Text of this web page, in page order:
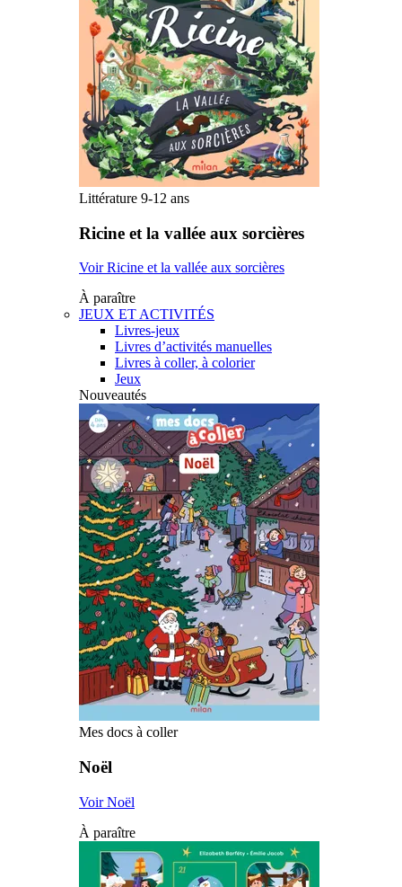
Littérature 9-12 ans
Ricine et la vallée aux sorcières
Voir Ricine et la vallée aux sorcières
À paraître
JEUX ET ACTIVITÉS
Livres-jeux
Livres d’activités manuelles
Livres à coller, à colorier
Jeux
Nouveautés
Mes docs à coller
Noël
Voir Noël
À paraître